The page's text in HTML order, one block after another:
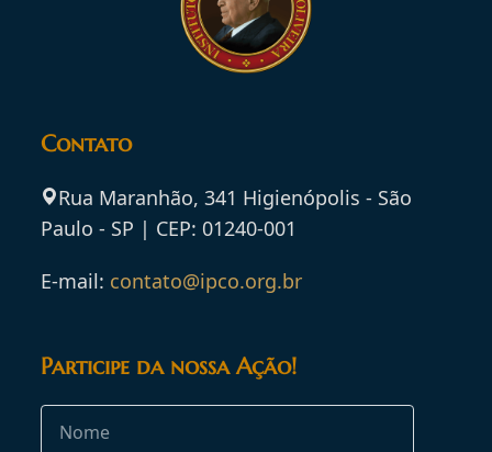
Contato
Rua Maranhão, 341 Higienópolis - São
Paulo - SP | CEP: 01240-001
E-mail: contato@ipco.org.br
Participe da nossa Ação!